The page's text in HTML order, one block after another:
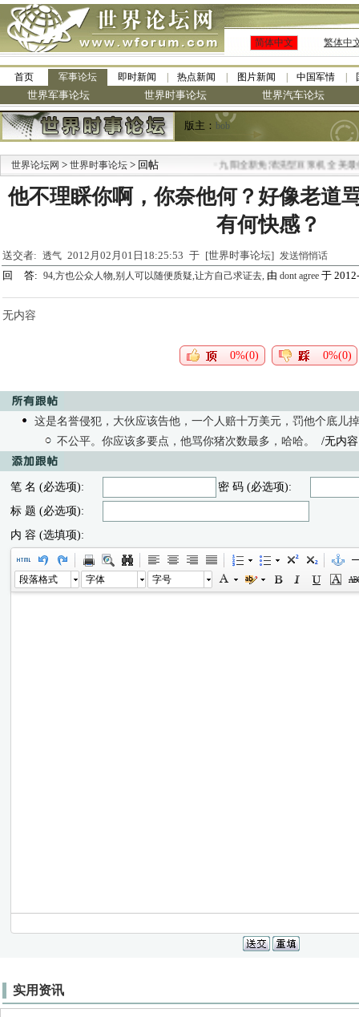
简体中文 繁体中
首页 军事论坛 即时新闻 热点新闻 图片新闻 中国军情
世界军事论坛 世界时事论坛 世界汽车论坛
版主： bob
世界论坛网 > 世界时事论坛 > 回帖 九阳全新免清洗型豆浆机 全美最低
他不理睬你啊，你奈他何？好像老道
有何快感？
送交者: 透气 2012月02月01日18:25:53 于 [世界时事论坛] 发送悄悄话
回 答: 94,方也公众人物,别人可以随便质疑,让方自己求证去, 由 dont agree 于
无内容
0%(0) 0%(0)
这是名誉侵犯，大伙应该告他，一个人赔十万美元，罚他个底儿掉
不公平。你应该多要点，他骂你猪次数最多，哈哈。
/无内容
笔 名 (必选项):
密 码 (必选项):
标 题 (必选项):
内 容 (选填项):
段落格式 字体 字号
实用资讯